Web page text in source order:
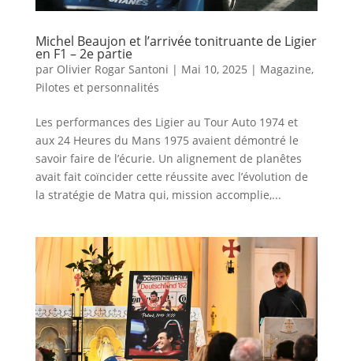
Michel Beaujon et l’arrivée tonitruante de Ligier
en F1 – 2e partie
par Olivier Rogar Santoni | Mai 10, 2025 | Magazine,
Pilotes et personnalités
Les performances des Ligier au Tour Auto 1974 et
aux 24 Heures du Mans 1975 avaient démontré le
savoir faire de l’écurie. Un alignement de planêtes
avait fait coïncider cette réussite avec l’évolution de
la stratégie de Matra qui, mission accomplie,...